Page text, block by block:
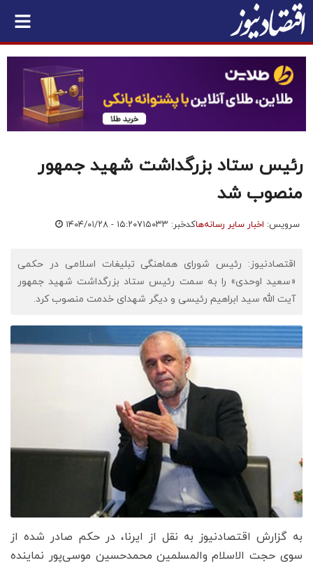
رئیس ستاد بزرگداشت شهید جمهور
منصوب شد
سرویس: اخبار سایر رسانه‌هاکدخبر: ۷۱۵۰۳۳ ۱۴۰۴/۰۱/۲۸ - ۱۵:۲۰
اقتصادنیوز: رئیس شورای هماهنگی تبلیغات اسلامی در حکمی
«سعید اوحدی» را به سمت رئیس ستاد بزرگداشت شهید جمهور
آیت الله سید ابراهیم رئیسی و دیگر شهدای خدمت منصوب کرد.
به گزارش اقتصادنیوز به نقل از ایرنا، در حکم صادر شده از
سوی حجت الاسلام والمسلمین محمدحسین موسی‌پور نماینده